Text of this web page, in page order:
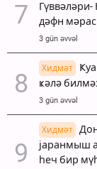
дәфн
3 gün əvvəl
Хидмәт
ҝәлә
3 gün əvvəl
Хидмәт
јаранмыш
һеч бир